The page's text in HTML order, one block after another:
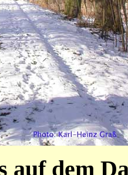
auf dem